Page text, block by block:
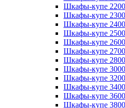
Шкафы-купе
Шкафы-купе
Шкафы-купе
Шкафы-купе
Шкафы-купе
Шкафы-купе
Шкафы-купе
Шкафы-купе
Шкафы-купе
Шкафы-купе
Шкафы-купе
Шкафы-купе